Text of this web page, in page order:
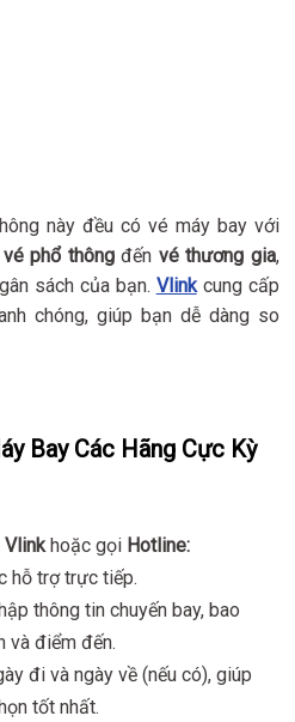
này đều có vé máy bay với
vé phổ thôngđến vé thương gia,
sách của bạn. Vlinkcung cấp
chóng, giúp bạn dễ dàng so
Bay Các Hãng Cực Kỳ
Vlinkhoặc gọi Hotline:
hỗ trợ trực tiếp.
thông tin chuyến bay, bao
và điểm đến.
đi và ngày về (nếu có), giúp
tốt nhất.